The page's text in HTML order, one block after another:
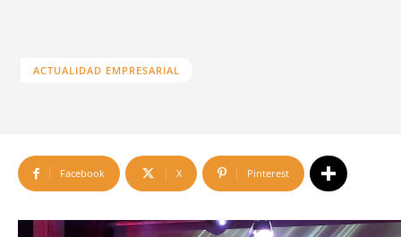
ACTUALIDAD EMPRESARIAL
Facebook X Pinterest